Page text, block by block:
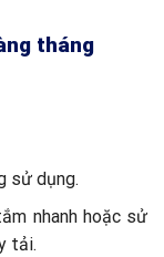
tháng
sử dụng.
nhanh hoặc sử
tải.